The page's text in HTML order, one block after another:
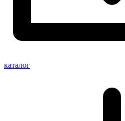
каталог